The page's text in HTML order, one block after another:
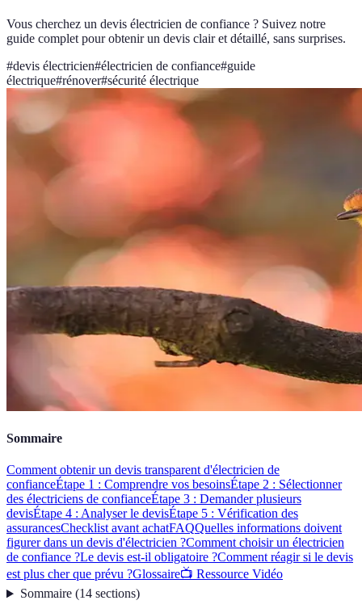
Vous cherchez un devis électricien de confiance ? Suivez notre
guide complet pour obtenir un devis clair et détaillé, sans surprises.
#devis électricien#électricien de confiance#guide
électrique#rénover#sécurité électrique
Sommaire
Comment obtenir un devis transparent d'électricien de
confianceÉtape 1 : Comprendre vos besoinsÉtape 2 : Sélectionner
des électriciens de confianceÉtape 3 : Demander plusieurs
devisÉtape 4 : Analyser le devisÉtape 5 : Vérification des
assurancesChecklist avant achatFAQQuelles informations doivent
figurer dans un devis d'électricien ?Comment choisir un électricien
de confiance ?Le devis est-il obligatoire ?Comment réagir si le devis
est plus cher que prévu ?Glossaire📺 Ressource Vidéo
Sommaire(14 sections)